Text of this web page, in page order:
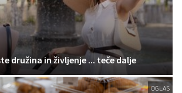
družina in življenje ... teče dalje
OGLAS